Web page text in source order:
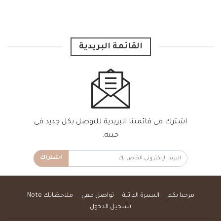
القائمة البريدية
اشترك في قائمتنا البريدية للتوصل بكل جديد في
حينه.
اشتراك
مرحبا بكم السيرة الذاتية تواصل معي
ملاحظاتك Note
تسجيل الدخول